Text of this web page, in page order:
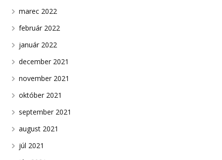
marec 2022
február 2022
január 2022
december 2021
november 2021
október 2021
september 2021
august 2021
júl 2021